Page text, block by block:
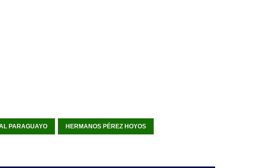
PARAGUAYO HERMANOS PÉREZ HOYOS